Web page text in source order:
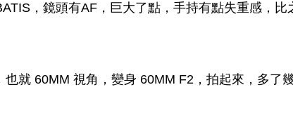
，鏡頭有AF，巨大了點，手持有點失重感，比
也就 60MM 視角，變身 60MM F2，拍起來，多了